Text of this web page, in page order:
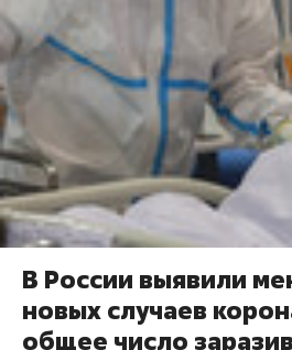
В России выявили
новых случаев
общее число